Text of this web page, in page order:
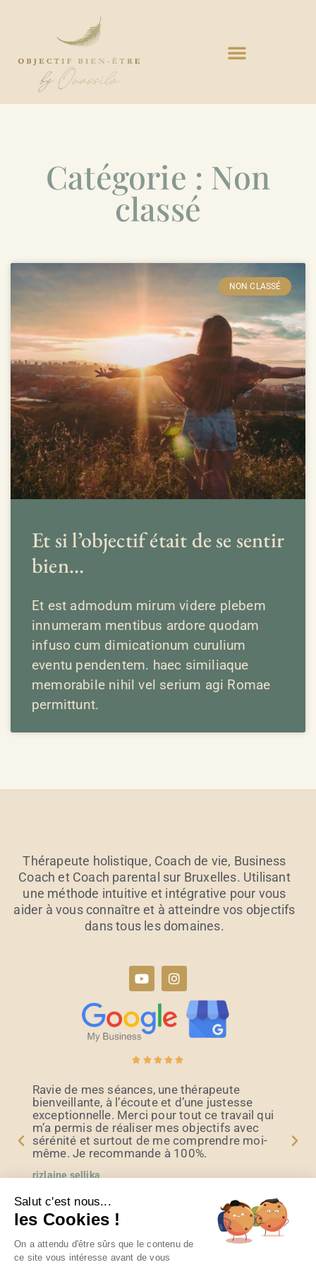
Catégorie : Non
classé
NON CLASSÉ
Et si l’objectif était de se sentir
bien…
Et est admodum mirum videre plebem
innumeram mentibus ardore quodam
infuso cum dimicationum curulium
eventu pendentem. haec similiaque
memorabile nihil vel serium agi Romae
permittunt.
Thérapeute holistique, Coach de vie, Business
Coach et Coach parental sur Bruxelles. Utilisant
une méthode intuitive et intégrative pour vous
aider à vous connaître et à atteindre vos objectifs
dans tous les domaines.
    
Ravie de mes séances, une thérapeute
bienveillante, à l’écoute et d’une justesse
exceptionnelle. Merci pour tout ce travail qui
m’a permis de réaliser mes objectifs avec
sérénité et surtout de me comprendre moi-
même. Je recommande à 100%.
rizlaine sellika
ParPsychologue.net
Salut c'est nous...
les Cookies !
On a attendu d'être sûrs que le contenu de
ce site vous intéresse avant de vous